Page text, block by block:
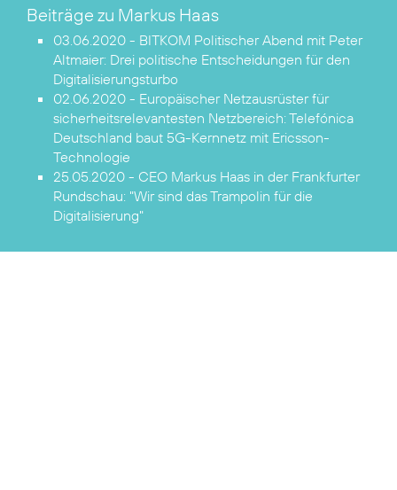
Beiträge zu Markus Haas
03.06.2020 - BITKOM Politischer Abend mit Peter
Altmaier: Drei politische Entscheidungen für den
Digitalisierungsturbo
02.06.2020 - Europäischer Netzausrüster für
sicherheitsrelevantesten Netzbereich:Telefónica
Deutschland baut 5G-Kernnetz mit Ericsson-
Technologie
25.05.2020 - CEO Markus Haas in der Frankfurter
Rundschau: "Wir sind das Trampolin für die
Digitalisierung"